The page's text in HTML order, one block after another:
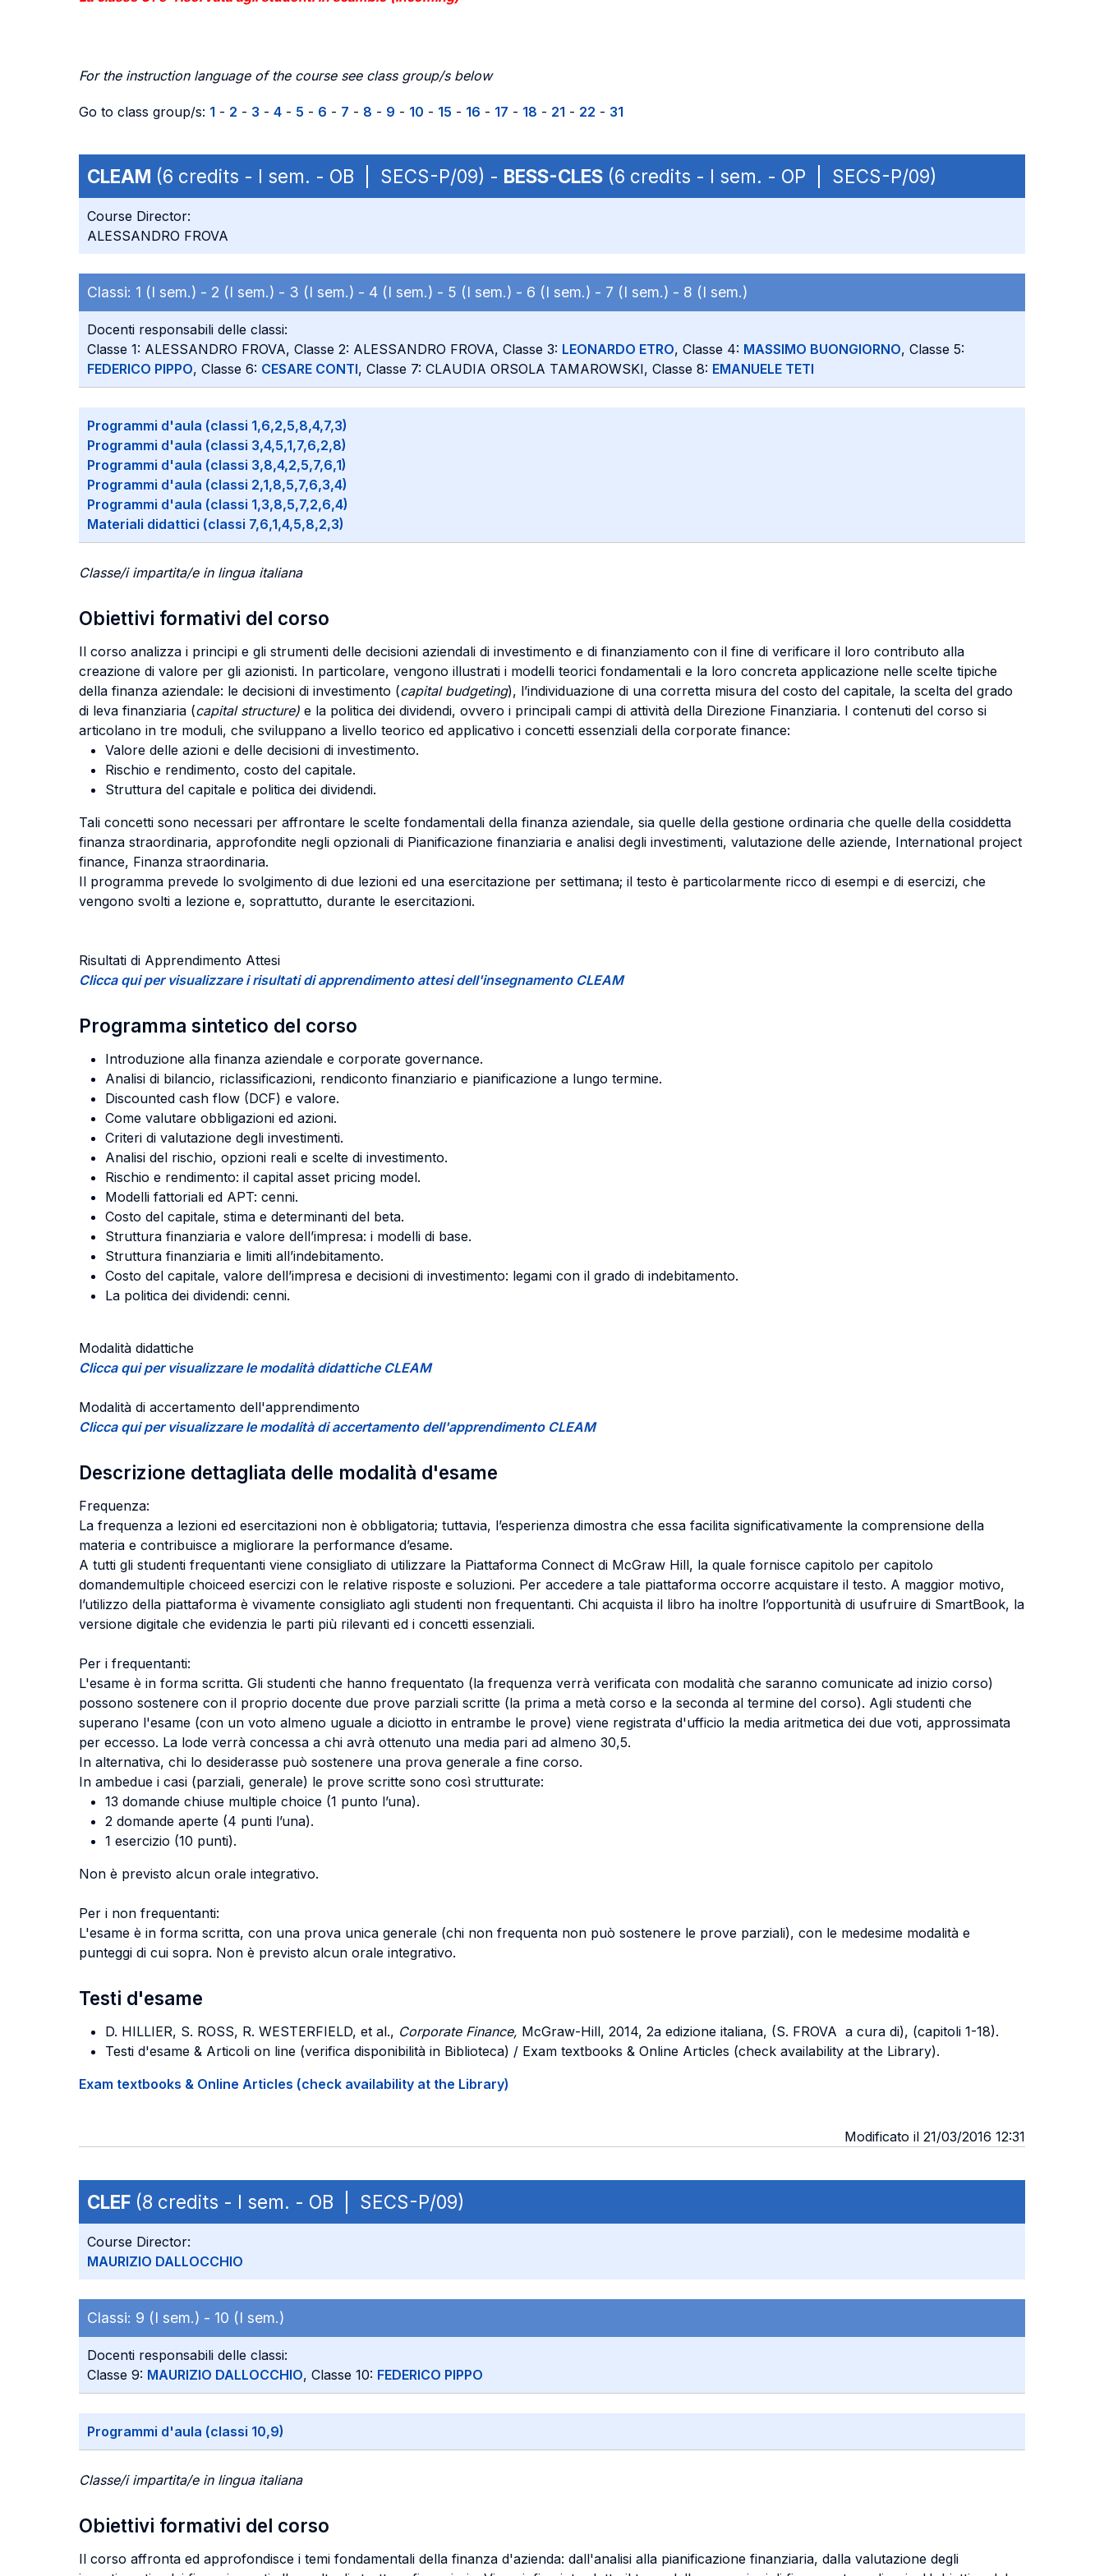
For the instruction language of the course see class group/s below
Go to class group/s: 1 - 2 - 3 - 4 - 5 - 6 - 7 - 8 - 9 - 10 - 15 - 16 - 17 - 18 - 21 - 22 - 31
CLEAM (6 credits - I sem. - OB | SECS-P/09) - BESS-CLES (6 credits - I sem. - OP | SECS-P/09)
Course Director:
ALESSANDRO FROVA
Classi: 1 (I sem.) - 2 (I sem.) - 3 (I sem.) - 4 (I sem.) - 5 (I sem.) - 6 (I sem.) - 7 (I sem.) - 8 (I sem.)
Docenti responsabili delle classi:
Classe 1: ALESSANDRO FROVA, Classe 2: ALESSANDRO FROVA, Classe 3: LEONARDO ETRO, Classe 4: MASSIMO BUONGIORNO, Classe 5:
FEDERICO PIPPO, Classe 6: CESARE CONTI, Classe 7: CLAUDIA ORSOLA TAMAROWSKI, Classe 8: EMANUELE TETI
Programmi d'aula (classi 1,6,2,5,8,4,7,3)
Programmi d'aula (classi 3,4,5,1,7,6,2,8)
Programmi d'aula (classi 3,8,4,2,5,7,6,1)
Programmi d'aula (classi 2,1,8,5,7,6,3,4)
Programmi d'aula (classi 1,3,8,5,7,2,6,4)
Materiali didattici (classi 7,6,1,4,5,8,2,3)
Classe/i impartita/e in lingua italiana
Obiettivi formativi del corso
Il corso analizza i principi e gli strumenti delle decisioni aziendali di investimento e di finanziamento con il fine di verificare il loro contributo alla
creazione di valore per gli azionisti. In particolare, vengono illustrati i modelli teorici fondamentali e la loro concreta applicazione nelle scelte tipiche
della finanza aziendale: le decisioni di investimento (capital budgeting), l’individuazione di una corretta misura del costo del capitale, la scelta del grado
di leva finanziaria (capital structure) e la politica dei dividendi, ovvero i principali campi di attività della Direzione Finanziaria. I contenuti del corso si
articolano in tre moduli, che sviluppano a livello teorico ed applicativo i concetti essenziali della corporate finance:
Valore delle azioni e delle decisioni di investimento.
Rischio e rendimento, costo del capitale.
Struttura del capitale e politica dei dividendi.
Tali concetti sono necessari per affrontare le scelte fondamentali della finanza aziendale, sia quelle della gestione ordinaria che quelle della cosiddetta
finanza straordinaria, approfondite negli opzionali di Pianificazione finanziaria e analisi degli investimenti, valutazione delle aziende, International project
finance, Finanza straordinaria.
Il programma prevede lo svolgimento di due lezioni ed una esercitazione per settimana; il testo è particolarmente ricco di esempi e di esercizi, che
vengono svolti a lezione e, soprattutto, durante le esercitazioni.
Risultati di Apprendimento Attesi
Clicca qui per visualizzare i risultati di apprendimento attesi dell'insegnamento CLEAM
Programma sintetico del corso
Introduzione alla finanza aziendale e corporate governance.
Analisi di bilancio, riclassificazioni, rendiconto finanziario e pianificazione a lungo termine.
Discounted cash flow (DCF) e valore.
Come valutare obbligazioni ed azioni.
Criteri di valutazione degli investimenti.
Analisi del rischio, opzioni reali e scelte di investimento.
Rischio e rendimento: il capital asset pricing model.
Modelli fattoriali ed APT: cenni.
Costo del capitale, stima e determinanti del beta.
Struttura finanziaria e valore dell’impresa: i modelli di base.
Struttura finanziaria e limiti all’indebitamento.
Costo del capitale, valore dell’impresa e decisioni di investimento: legami con il grado di indebitamento.
La politica dei dividendi: cenni.
Modalità didattiche
Clicca qui per visualizzare le modalità didattiche CLEAM
Modalità di accertamento dell'apprendimento
Clicca qui per visualizzare le modalità di accertamento dell'apprendimento CLEAM
Descrizione dettagliata delle modalità d'esame
Frequenza:
La frequenza a lezioni ed esercitazioni non è obbligatoria; tuttavia, l’esperienza dimostra che essa facilita significativamente la comprensione della
materia e contribuisce a migliorare la performance d’esame.
A tutti gli studenti frequentanti viene consigliato di utilizzare la Piattaforma Connect di McGraw Hill, la quale fornisce capitolo per capitolo
domandemultiple choiceed esercizi con le relative risposte e soluzioni. Per accedere a tale piattaforma occorre acquistare il testo. A maggior motivo,
l’utilizzo della piattaforma è vivamente consigliato agli studenti non frequentanti. Chi acquista il libro ha inoltre l’opportunità di usufruire di SmartBook, la
versione digitale che evidenzia le parti più rilevanti ed i concetti essenziali.
Per i frequentanti:
L'esame è in forma scritta. Gli studenti che hanno frequentato (la frequenza verrà verificata con modalità che saranno comunicate ad inizio corso)
possono sostenere con il proprio docente due prove parziali scritte (la prima a metà corso e la seconda al termine del corso). Agli studenti che
superano l'esame (con un voto almeno uguale a diciotto in entrambe le prove) viene registrata d'ufficio la media aritmetica dei due voti, approssimata
per eccesso. La lode verrà concessa a chi avrà ottenuto una media pari ad almeno 30,5.
In alternativa, chi lo desiderasse può sostenere una prova generale a fine corso.
In ambedue i casi (parziali, generale) le prove scritte sono così strutturate:
13 domande chiuse multiple choice (1 punto l’una).
2 domande aperte (4 punti l’una).
1 esercizio (10 punti).
Non è previsto alcun orale integrativo.
Per i non frequentanti:
L'esame è in forma scritta, con una prova unica generale (chi non frequenta non può sostenere le prove parziali), con le medesime modalità e
punteggi di cui sopra. Non è previsto alcun orale integrativo.
Testi d'esame
D. HILLIER, S. ROSS, R. WESTERFIELD, et al., Corporate Finance, McGraw-Hill, 2014, 2a edizione italiana, (S. FROVA a cura di), (capitoli 1-18).
Testi d'esame & Articoli on line (verifica disponibilità in Biblioteca) / Exam textbooks & Online Articles (check availability at the Library).
Exam textbooks & Online Articles (check availability at the Library)
Modificato il 21/03/2016 12:31
CLEF (8 credits - I sem. - OB | SECS-P/09)
Course Director:
MAURIZIO DALLOCCHIO
Classi: 9 (I sem.) - 10 (I sem.)
Docenti responsabili delle classi:
Classe 9: MAURIZIO DALLOCCHIO, Classe 10: FEDERICO PIPPO
Programmi d'aula (classi 10,9)
Classe/i impartita/e in lingua italiana
Obiettivi formativi del corso
Il corso affronta ed approfondisce i temi fondamentali della finanza d'azienda: dall'analisi alla pianificazione finanziaria, dalla valutazione degli